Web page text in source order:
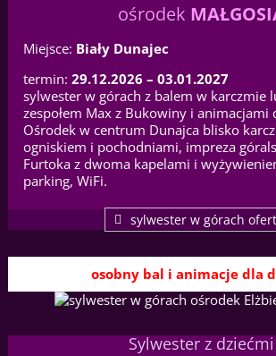
ośrodek
Miejsce: Biały Dunajec
termin: 29.12.2026 – 03.01.2027
sylwester w górach z balem w karczmie
zespołem Max z Bukowiny i animacjami
Ośrodek w centrum Dunajca blisko
ogniskiem i pochodniami, impreza
Furtoka z dwoma kapelami i
parking, WiFi.
sylwester w górach
osobny bal i animacje dla
Sylwester z dziećmi